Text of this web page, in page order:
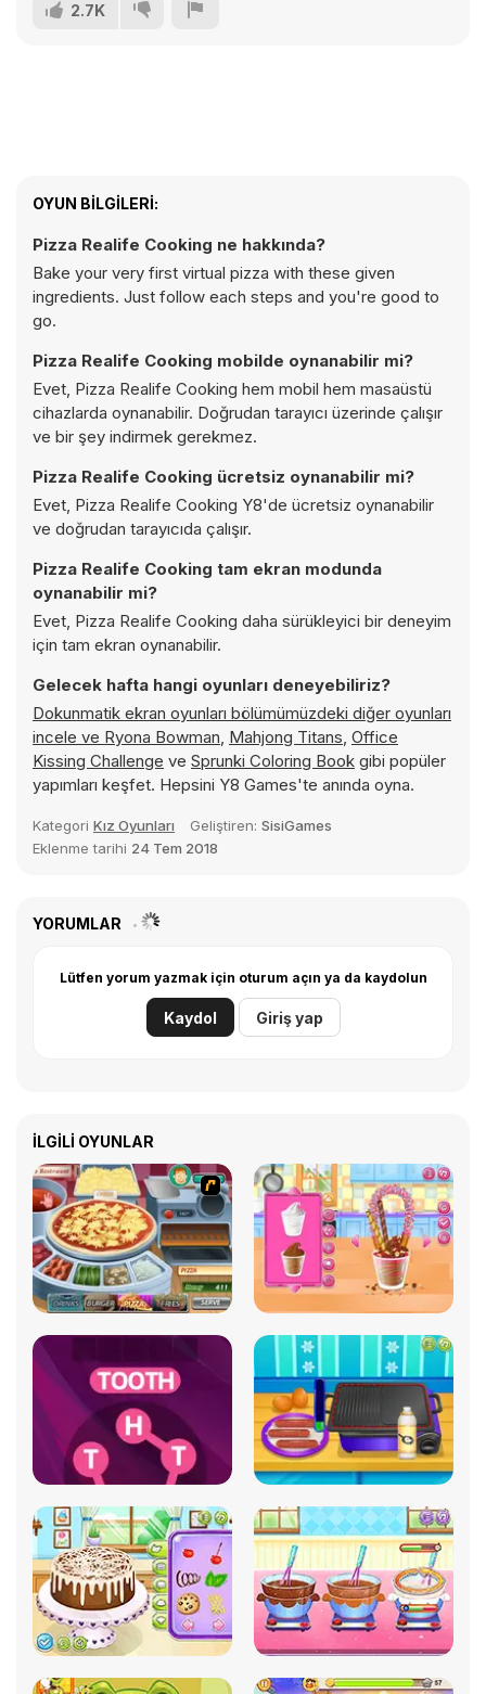
2.7K
OYUN BILGILERI:
Pizza Realife Cooking ne hakkında?
Bake your very first virtual pizza with these given
ingredients. Just follow each steps and you're good to
go.
Pizza Realife Cooking mobilde oynanabilir mi?
Evet, Pizza Realife Cooking hem mobil hem masaüstü
cihazlarda oynanabilir. Doğrudan tarayıcı üzerinde çalışır
ve bir şey indirmek gerekmez.
Pizza Realife Cooking ücretsiz oynanabilir mi?
Evet, Pizza Realife Cooking Y8'de ücretsiz oynanabilir
ve doğrudan tarayıcıda çalışır.
Pizza Realife Cooking tam ekran modunda
oynanabilir mi?
Evet, Pizza Realife Cooking daha sürükleyici bir deneyim
için tam ekran oynanabilir.
Gelecek hafta hangi oyunları deneyebiliriz?
Dokunmatik ekran oyunları bölümümüzdeki diğer oyunları
incele ve Ryona Bowman, Mahjong Titans, Office
Kissing Challenge ve Sprunki Coloring Book gibi popüler
yapımları keşfet. Hepsini Y8 Games'te anında oyna.
Kategori Kız Oyunları Geliştiren: SisiGames
Eklenme tarihi 24 Tem 2018
YORUMLAR
Lütfen yorum yazmak için oturum açın ya da kaydolun
Kaydol Giriş yap
İLGILI OYUNLAR